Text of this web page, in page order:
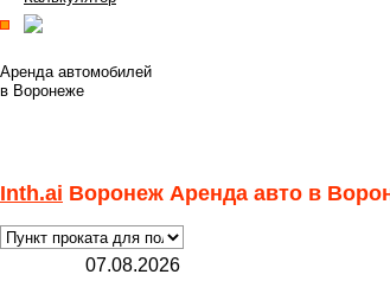
Аренда автомобилей
в Воронеже
Inth.ai Воронеж Аренда авто в